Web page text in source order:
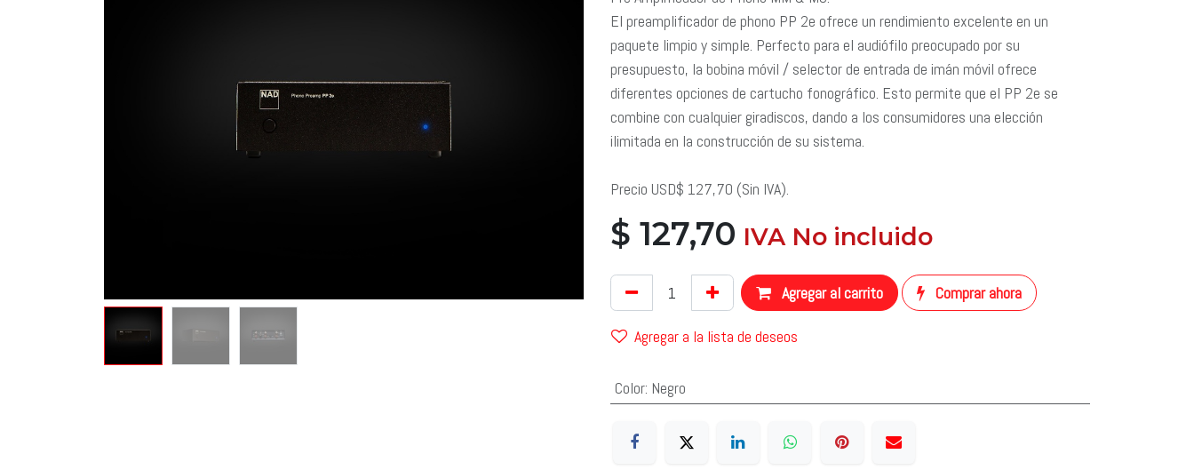
El preamplificador de phono PP 2e ofrece un rendimiento excelente en un
paquete limpio y simple. Perfecto para el audiófilo preocupado por su
presupuesto, la bobina móvil / selector de entrada de imán móvil ofrece
diferentes opciones de cartucho fonográfico. Esto permite que el PP 2e se
combine con cualquier giradiscos, dando a los consumidores una elección
ilimitada en la construcción de su sistema.
Precio USD$ 127,70 (Sin IVA).
$ 127,70 ​ IVA No incluido
Agregar al carrito Comprar ahora
Agregar a la lista de deseos
Color: Negro